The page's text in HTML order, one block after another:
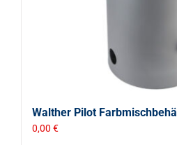
Walther Pilot
0,00 €